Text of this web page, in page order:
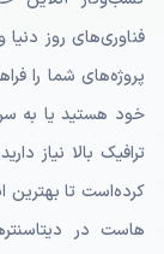
فناوری‌های روز
پروژه‌های شما را
خود هستید یا به
ترافیک بالا نیاز
کرده‌است تا بهترین
هاست در